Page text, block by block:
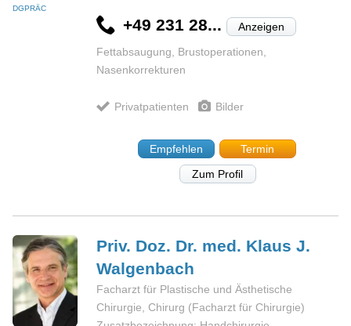
DGPRÄC
+49 231 28... Anzeigen
Fettabsaugung, Brustoperationen,
Nasenkorrekturen
Privatpatienten Bilder
Empfehlen
Termin
Zum Profil
Priv. Doz. Dr. med. Klaus J.
Walgenbach
Facharzt für Plastische und Ästhetische
Chirurgie, Chirurg (Facharzt für Chirurgie)